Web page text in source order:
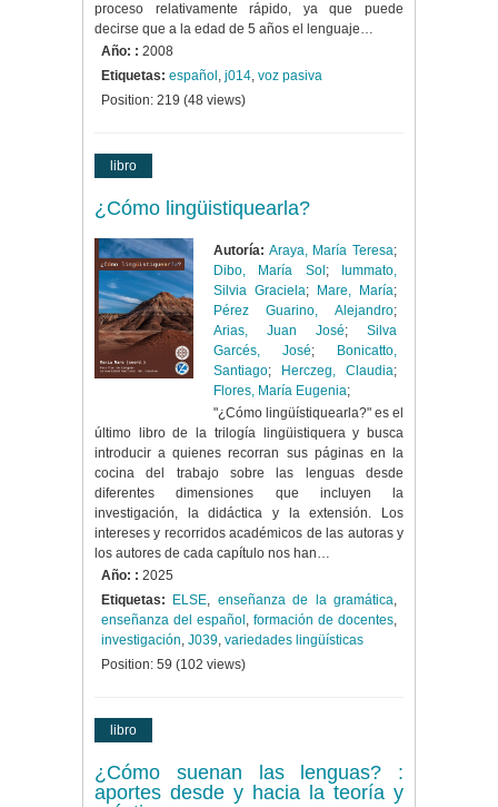
proceso relativamente rápido, ya que puede
decirse que a la edad de 5 años el lenguaje…
Año: : 2008
Etiquetas: español , j014, voz pasiva
Position: 219 (48 views)
libro
¿Cómo lingüistiquearla?
Autoría: Araya, María Teresa;
Dibo, María Sol ;
Iummato,
Silvia Graciela; Mare, María;
Pérez Guarino, Alejandro;
Arias, Juan José;Silva
Garcés, José;
Bonicatto,
Santiago; Herczeg, Claudia;
Flores, María Eugenia;
"¿Cómo lingüístiquearla?" es el
último libro de la trilogía lingüistiquera y busca
introducir a quienes recorran sus páginas en la
cocina del trabajo sobre las lenguas desde
diferentes dimensiones que incluyen la
investigación, la didáctica y la extensión. Los
intereses y recorridos académicos de las autoras y
los autores de cada capítulo nos han…
Año: : 2025
Etiquetas:
ELSE, enseñanza de la gramática,
enseñanza del español , formación de docentes,
investigación, J039, variedades lingüísticas
Position: 59 (102 views)
libro
¿Cómo suenan las lenguas? :
aportes desde y hacia la teoría y